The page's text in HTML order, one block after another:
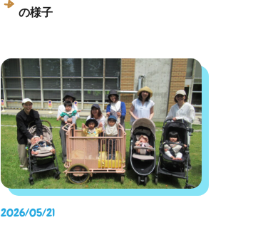
の様子
2026/05/21